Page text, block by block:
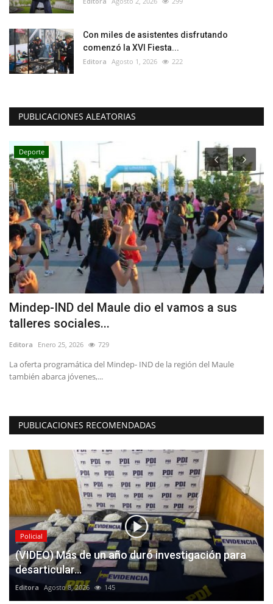
Con miles de asistentes disfrutando
comenzó la XVI Fiesta...
Editora Agosto 1, 2026 222
PUBLICACIONES ALEATORIAS
Deporte
Mindep-IND del Maule dio el vamos a sus
talleres sociales...
Editora Enero 25, 2026 729
La oferta programática del Mindep- IND de la región del Maule
también abarca jóvenes,...
PUBLICACIONES RECOMENDADAS
Policial
(VIDEO) Más de un año duró investigación para
desarticular...
Editora Agosto 8, 2026 145